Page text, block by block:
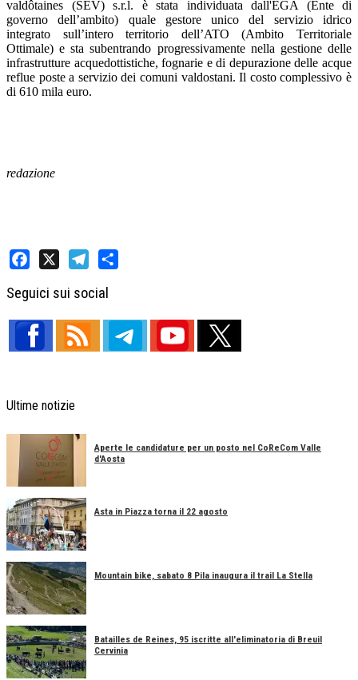
valdôtaines (SEV) s.r.l. è stata individuata dall'EGA (Ente di
governo dell’ambito) quale gestore unico del servizio idrico
integrato sull’intero territorio dell’ATO (Ambito Territoriale
Ottimale) e sta subentrando progressivamente nella gestione delle
infrastrutture acquedottistiche, fognarie e di depurazione delle acque
reflue poste a servizio dei comuni valdostani. Il costo complessivo è
di 610 mila euro.
redazione
Seguici sui social
Ultime notizie
Aperte le candidature per un posto nel CoReCom Valle
d'Aosta
Asta in Piazza torna il 22 agosto
Mountain bike, sabato 8 Pila inaugura il trail La Stella
Batailles de Reines, 95 iscritte all'eliminatoria di Breuil
Cervinia